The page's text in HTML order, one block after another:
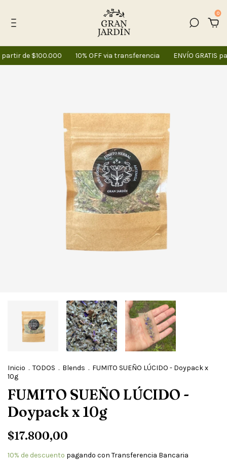
0
partir de $100.000 10% OFF via transferencia ENVÍO GRATIS
Inicio . TODOS . Blends . FUMITO SUEÑO LÚCIDO - Doypack x
10g
FUMITO SUEÑO LÚCIDO -
Doypack x 10g
$17.800,00
10% de descuento pagando con Transferencia Bancaria